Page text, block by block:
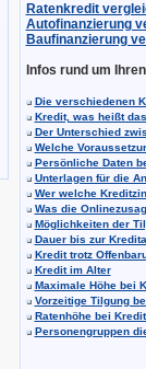
Ratenkredit
Autofinanzierung
Baufinanzierung
Infos rund um
Die verschiedenen
Kredit, was heißt
Der Unterschied
Welche
Persönliche Daten
Unterlagen für die
Wer welche
Was die
Möglichkeiten der
Dauer bis zur
Kredit trotz
Kredit im Alter
Maximale Höhe bei
Vorzeitige Tilgung
Ratenhöhe bei
Personengruppen